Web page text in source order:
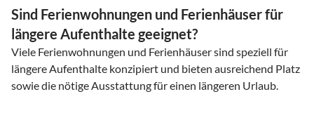
Sind Ferienwohnungen und Ferienhäuser für
längere Aufenthalte geeignet?
Viele Ferienwohnungen und Ferienhäuser sind speziell für
längere Aufenthalte konzipiert und bieten ausreichend Platz
sowie die nötige Ausstattung für einen längeren Urlaub.